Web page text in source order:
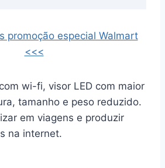
promoção especial Walmart
<<<
wi-fi, visor LED com maior
tamanho e peso reduzido.
em viagens e produzir
na internet.